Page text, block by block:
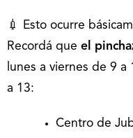
💉 Esto ocurre
Recordá que el
lunes a viernes de 9
a 13:
Centro de